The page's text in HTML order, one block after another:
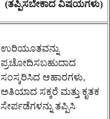
(ತಪ್ಪಿಸಬೇಕಾದ ವಿಷಯಗಳು)
ಉರಿಯೂತವನ್ನು
ಪ್ರಚೋದಿಸಬಹುದಾದ
ಸಂಸ್ಕರಿಸಿದ ಆಹಾರಗಳು,
ಅತಿಯಾದ ಸಕ್ಕರೆ ಮತ್ತು ಕೃತಕ
ಸೇರ್ಪಡೆಗಳನ್ನು ತಪ್ಪಿಸಿ